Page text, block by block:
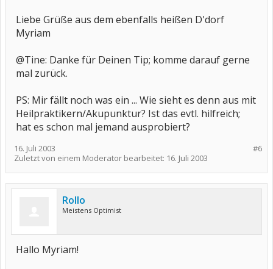
Liebe Grüße aus dem ebenfalls heißen D'dorf
Myriam
@Tine: Danke für Deinen Tip; komme darauf gerne
mal zurück.
PS: Mir fällt noch was ein ... Wie sieht es denn aus mit
Heilpraktikern/Akupunktur? Ist das evtl. hilfreich;
hat es schon mal jemand ausprobiert?
#6
16. Juli 2003
Zuletzt von einem Moderator bearbeitet: 16. Juli 2003
Rollo
Meistens Optimist
Hallo Myriam!